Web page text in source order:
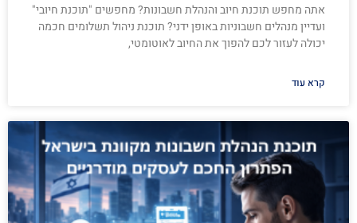
אתה מחפש תוכנת חיוב והנהלת חשבונות? מחפשים "תוכנת חיובי"
ועדיין מנהלים חשבוניות באופן ידני? תוכנת ניהול תשלומים חכמה
יכולה לעזור לכם להפוך את החיוב לאוטומטי,
קרא עוד